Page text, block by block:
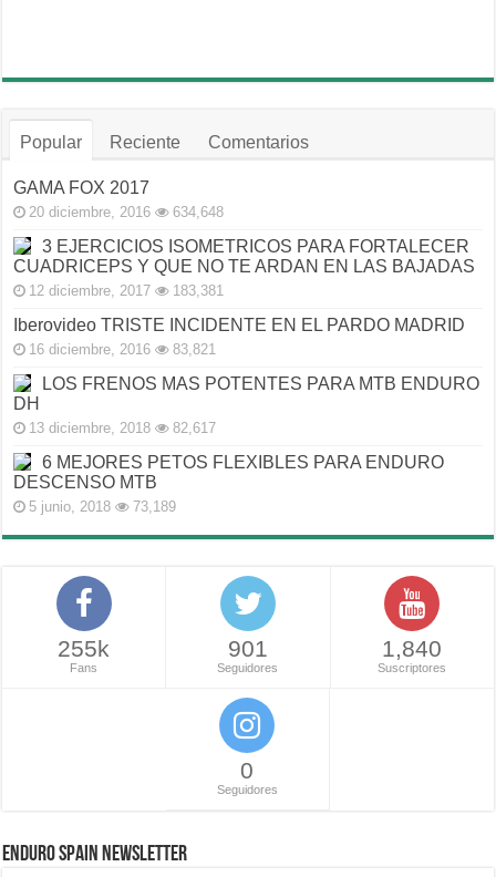
Popular Reciente Comentarios
GAMA FOX 2017
20 diciembre, 2016 634,648
3 EJERCICIOS ISOMETRICOS PARA FORTALECER
CUADRICEPS Y QUE NO TE ARDAN EN LAS BAJADAS
12 diciembre, 2017 183,381
Iberovideo TRISTE INCIDENTE EN EL PARDO MADRID
16 diciembre, 2016 83,821
LOS FRENOS MAS POTENTES PARA MTB ENDURO
DH
13 diciembre, 2018 82,617
6 MEJORES PETOS FLEXIBLES PARA ENDURO
DESCENSO MTB
5 junio, 2018 73,189
255k
Fans
901
Seguidores
1,840
Suscriptores
0
Seguidores
ENDURO SPAIN NEWSLETTER